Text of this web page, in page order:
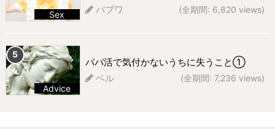
Sex
パプワ
(全期間: 6,820 views)
Advice
パパ活で気付かないうちに失うこと①
ベル
(全期間: 7,236 views)